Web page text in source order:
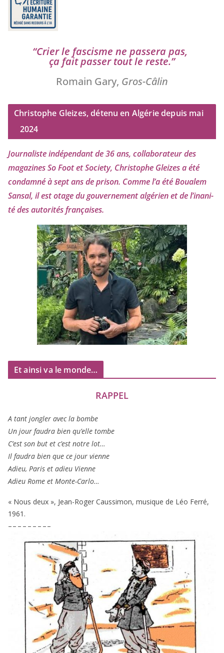
“Crier le fas­cisme ne pas­se­ra pas,
ça fait pas­ser tout le reste.”
Romain Gary, Gros-Câlin
Christophe Gleizes, détenu en Algérie depuis mai
2024
Journaliste indé­pen­dant de36ans, col­la­bo­ra­teur des
maga­zines So Foot et Society, Christophe Gleizesa été
condam­né à sept ans de pri­son. Comme l’a été Boualem
Sansal, il est otage du gou­ver­ne­ment algé­rien et de l’i­na­ni­
té des auto­ri­tés françaises.
Et ainsi va le monde…
RAPPEL
A tant jon­gler avec la bombe
Un jour fau­dra bien qu’elle tombe
C’est son but et c’est notre lot…
Il fau­dra bien que ce jour vienne
Adieu, Paris et adieu Vienne
Adieu Rome et Monte-Carlo…
« Nous deux », Jean-Roger Caussimon, musique de Léo Ferré,
1961 .
– – – – – – – – –